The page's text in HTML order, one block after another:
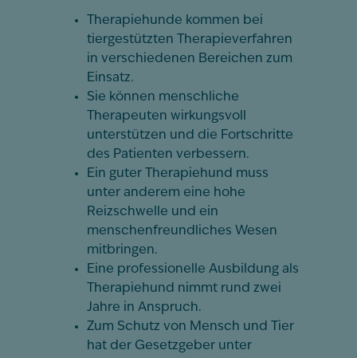
Therapiehunde kommen bei
tiergestützten Therapieverfahren
in verschiedenen Bereichen zum
Einsatz.
Sie können menschliche
Therapeuten wirkungsvoll
unterstützen und die Fortschritte
des Patienten verbessern.
Ein guter Therapiehund muss
unter anderem eine hohe
Reizschwelle und ein
menschenfreundliches Wesen
mitbringen.
Eine professionelle Ausbildung als
Therapiehund nimmt rund zwei
Jahre in Anspruch.
Zum Schutz von Mensch und Tier
hat der Gesetzgeber unter